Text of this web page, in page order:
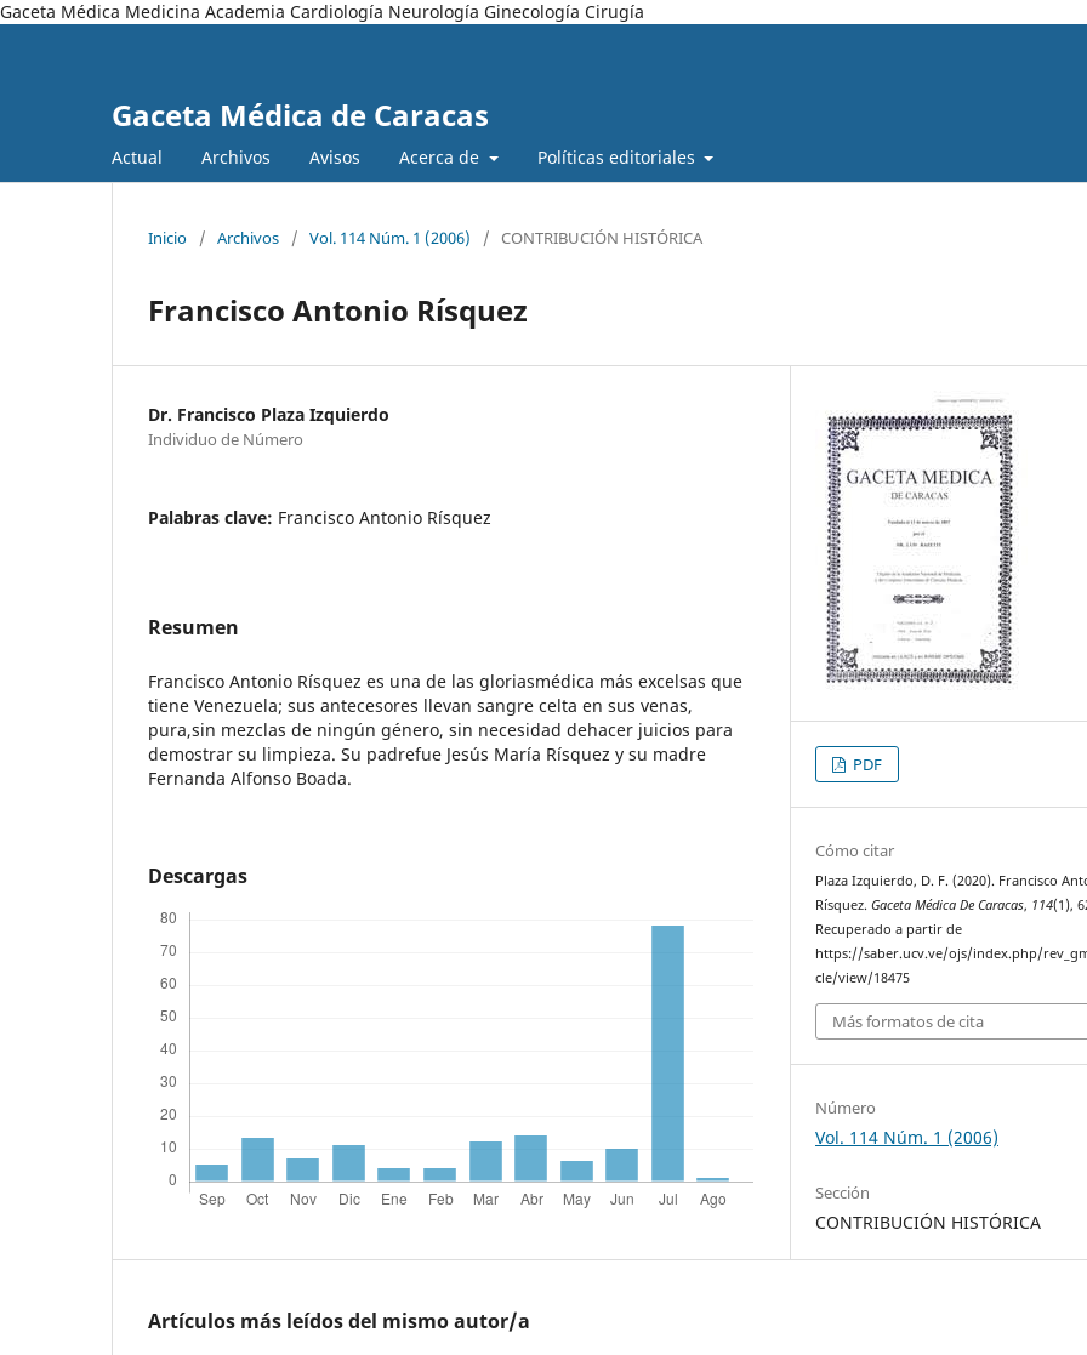
Gaceta Médica Medicina Academia Cardiología Neurología Ginecología Cirugía
Gaceta Médica de Caracas
Actual Archivos Avisos Acerca de Políticas editoriales
Inicio / Archivos / Vol. 114 Núm. 1 (2006) / CONTRIBUCIÓN HISTÓRICA
Francisco Antonio Rísquez
Dr. Francisco Plaza Izquierdo
Individuo de Número
Palabras clave: Francisco Antonio Rísquez
Resumen
Francisco Antonio Rísquez es una de las gloriasmédica más excelsas que
tiene Venezuela; sus antecesores llevan sangre celta en sus venas,
pura,sin mezclas de ningún género, sin necesidad dehacer juicios para
demostrar su limpieza. Su padrefue Jesús María Rísquez y su madre
Fernanda Alfonso Boada.
Descargas
PDF
Cómo citar
Plaza Izquierdo, D. F. (2020). Francisco
Rísquez.Gaceta Médica De Caracas, 114(1),
Recuperado a partir de
https://saber.ucv.ve/ojs/index.php/
cle/view/18475
Más formatos de cita
Número
Vol. 114 Núm. 1 (2006)
Sección
CONTRIBUCIÓN HISTÓRICA
Artículos más leídos del mismo autor/a